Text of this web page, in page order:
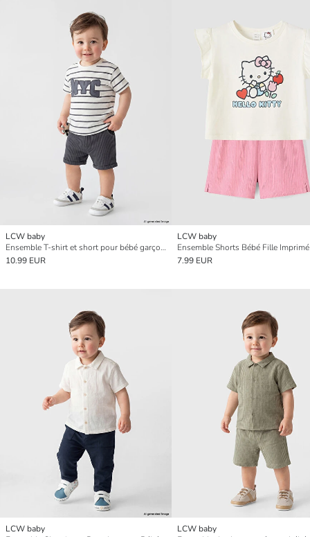
LCW baby
Ensemble T-shirt et short pour bébé garçon imprimé NYC
10.99 EUR
LCW baby
7.99 EUR
LCW baby
LCW baby